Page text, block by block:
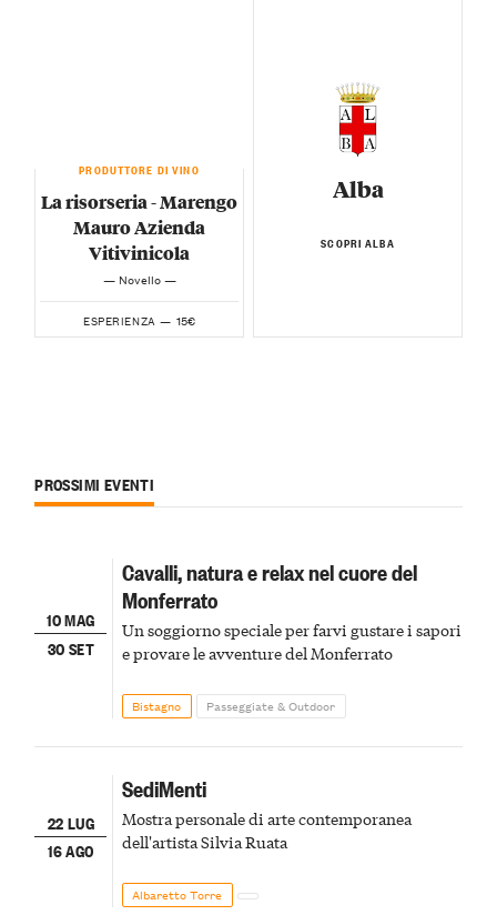
PRODUTTORE DI VINO
La risorseria - Marengo
Mauro Azienda
Vitivinicola
— Novello —
ESPERIENZA — 15€
Alba
SCOPRI ALBA
PROSSIMI EVENTI
10 MAG
30 SET
Cavalli, natura e relax nel cuore del
Monferrato
Un soggiorno speciale per farvi gustare i sapori
e provare le avventure del Monferrato
Bistagno Passeggiate & Outdoor
22 LUG
16 AGO
SediMenti
Mostra personale di arte contemporanea
dell'artista Silvia Ruata
Albaretto Torre